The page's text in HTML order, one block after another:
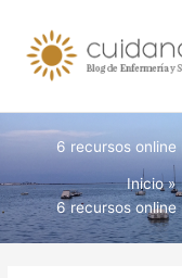
contenido
6 recursos online
Inicio
6 recursos online